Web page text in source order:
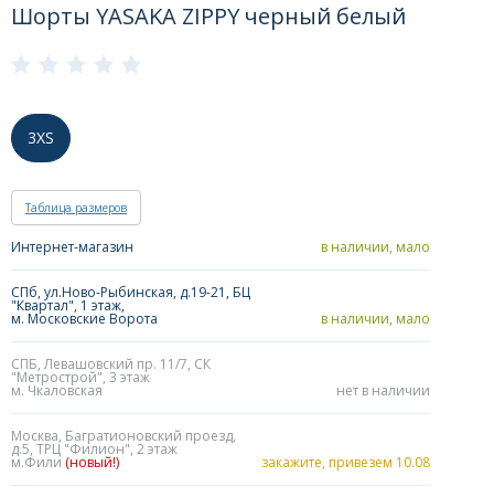
Шорты YASAKA ZIPPY черный белый
3XS
Таблица размеров
Интернет-магазин в наличии, мало
СПб, ул.Ново-Рыбинская, д.19-21, БЦ
"Квартал", 1 этаж,
м. Московские Ворота в наличии, мало
СПБ, Левашовский пр. 11/7, СК
"Метрострой", 3 этаж
м. Чкаловская нет в наличии
Москва, Багратионовский проезд,
д.5, ТРЦ "Филион", 2 этаж
м.Фили (новый!) закажите, привезем 10.08